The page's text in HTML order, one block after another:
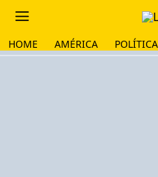
HOME AMÉRICA POLÍTICA